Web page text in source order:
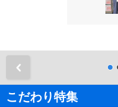
こだわり特集